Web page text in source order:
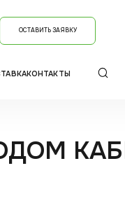
ОСТАВИТЬ ЗАЯВКУ
КОНТАКТЫ